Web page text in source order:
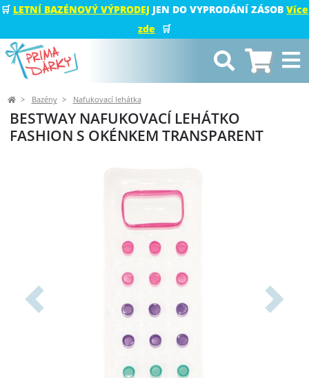
🛒 LETNÍ BAZÉNOVÝ VÝPRODEJ JEN DO VYPRODÁNÍ ZÁSOB Více
zde
🛒
Bazény Nafukovací lehátka
BESTWAY NAFUKOVACÍ LEHÁTKO
FASHION S OKÉNKEM TRANSPARENT
Předchozí Další